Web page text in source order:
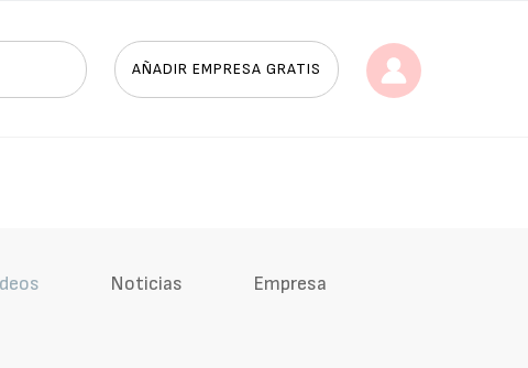
AÑADIR EMPRESA GRATIS
Noticias Empresa